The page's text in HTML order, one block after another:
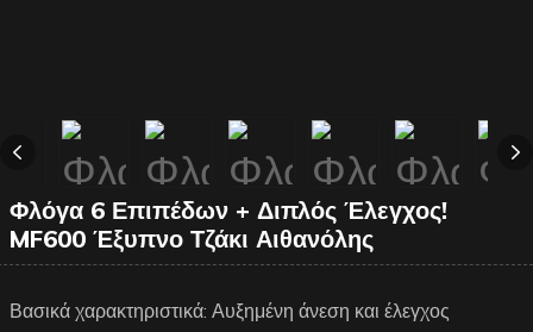
Φλόγα 6 Επιπέδων + Διπλός Έλεγχος!
MF600 Έξυπνο Τζάκι Αιθανόλης
Βασικά χαρακτηριστικά: Αυξημένη άνεση και έλεγχος